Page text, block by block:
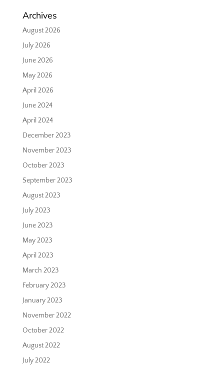
Archives
August 2026
July 2026
June 2026
May 2026
April 2026
June 2024
April 2024
December 2023
November 2023
October 2023
September 2023
August 2023
July 2023
June 2023
May 2023
April 2023
March 2023
February 2023
January 2023
November 2022
October 2022
August 2022
July 2022